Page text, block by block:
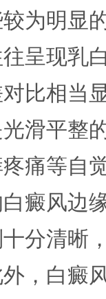
为明显
呈现乳
比相当
滑平整
痛等自
癜风边
分清晰
，白癜